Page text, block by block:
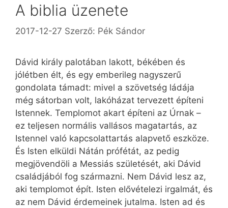
A biblia üzenete
2017-12-27 Szerző: Pék Sándor
Dávid király palotában lakott, békében és
jólétben élt, és egy emberileg nagyszerű
gondolata támadt: mivel a szövetség ládája
még sátorban volt, lakóházat tervezett építeni
Istennek. Templomot akart építeni az Úrnak –
ez teljesen normális vallásos magatartás, az
Istennel való kapcsolattartás alapvető eszköze.
És Isten elküldi Nátán prófétát, az pedig
megjövendöli a Messiás születését, aki Dávid
családjából fog származni. Nem Dávid lesz az,
aki templomot épít. Isten elővételezi irgalmát, és
az nem Dávid érdemeinek jutalma. Isten ad és